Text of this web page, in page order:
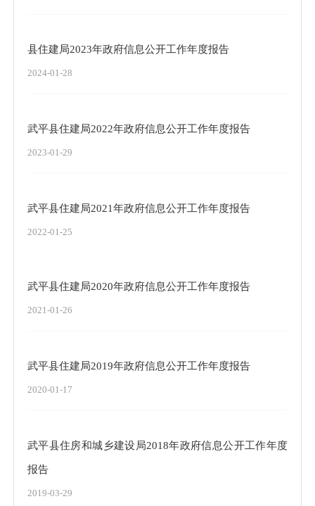
县住建局2023年政府信息公开工作年度报告
2024-01-28
武平县住建局2022年政府信息公开工作年度报告
2023-01-29
武平县住建局2021年政府信息公开工作年度报告
2022-01-25
武平县住建局2020年政府信息公开工作年度报告
2021-01-26
武平县住建局2019年政府信息公开工作年度报告
2020-01-17
武平县住房和城乡建设局2018年政府信息公开工作年度
报告
2019-03-29